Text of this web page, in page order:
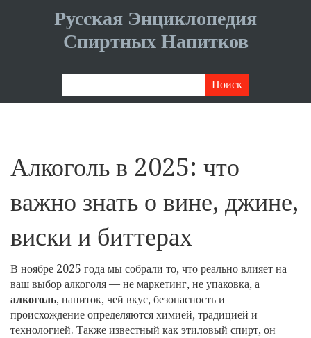
Русская Энциклопедия
Спиртных Напитков
Алкоголь в 2025: что
важно знать о вине, джине,
виски и биттерах
В ноябре 2025 года мы собрали то, что реально влияет на
ваш выбор алкоголя — не маркетинг, не упаковка, а
алкоголь, напиток, чей вкус, безопасность и
происхождение определяются химией, традицией и
технологией. Также известный как этиловый спирт, он